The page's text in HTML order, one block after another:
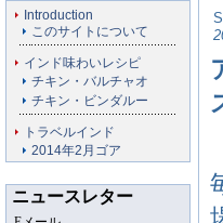
Introduction
このサイトについて
インド味わいレシピ
チキン・バルチャオ
チキン・ビンダルー
トラベルインド
2014年2月ゴア
ニュースレター